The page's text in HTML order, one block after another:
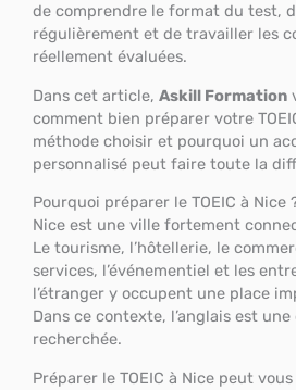
de comprendre le format du test,
régulièrement et de travailler les
réellement évaluées.
Dans cet article, Askill Formation
comment bien préparer votre
méthode choisir et pourquoi un
personnalisé peut faire toute la
Pourquoi préparer le TOEIC à Nice
Nice est une ville fortement
Le tourisme, l’hôtellerie, le
services, l’événementiel et les
l’étranger y occupent une place
Dans ce contexte, l’anglais est
recherchée.
Préparer le TOEIC à Nice peut